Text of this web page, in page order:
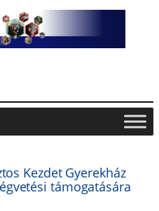
Kezdet Gyerekház
támogatására